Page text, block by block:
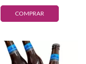
COMPRAR